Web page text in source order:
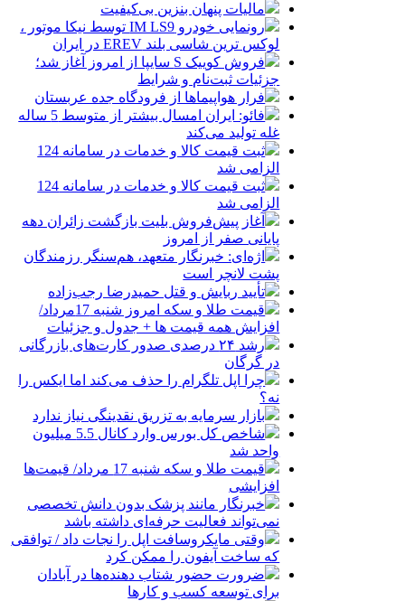
مالیات پنهان بنزین بی‌کیفیت
رونمایی خودرو IM LS9 توسط نیکا موتور ،
لوکس ترین شاسی بلند EREV در ایران
فروش کوییک S سایپا از امروز آغاز شد؛
جزئیات ثبت‌نام و شرایط
فرار هواپیماها از فرودگاه جده عربستان
فائو: ایران امسال بیشتر از متوسط 5 ساله
غله تولید می‌کند
ثبت قیمت کالا و خدمات در سامانه 124
الزامی شد
ثبت قیمت کالا و خدمات در سامانه 124
الزامی شد
آغاز پیش‌فروش بلیت بازگشت زائران دهه
پایانی صفر از امروز
اژه‌ای: خبرنگار متعهد، هم‌سنگر رزمندگان
پشت لانچر است
تأیید ربایش و قتل حمیدرضا رجب‌زاده
قیمت طلا و سکه امروز شنبه 17مرداد/
افزایش همه قیمت ها + جدول و جزئیات
رشد ۲۴ درصدی صدور کارت‌های بازرگانی
در گرگان
چرا اپل تلگرام را حذف می‌کند اما ایکس را
نه؟
بازار سرمایه به تزریق نقدینگی نیاز ندارد
شاخص کل بورس وارد کانال 5.5 میلیون
واحد شد
قیمت طلا و سکه شنبه 17 مرداد/ قیمت‌ها
افزایشی
خبرنگار مانند پزشک بدون دانش تخصصی
نمی‌تواند فعالیت حرفه‌ای داشته باشد
وقتی مایکروسافت اپل را نجات داد / توافقی
که ساخت آیفون را ممکن کرد
ضرورت حضور شتاب ‌دهنده‌ها در آبادان
برای توسعه کسب‌ و کارها